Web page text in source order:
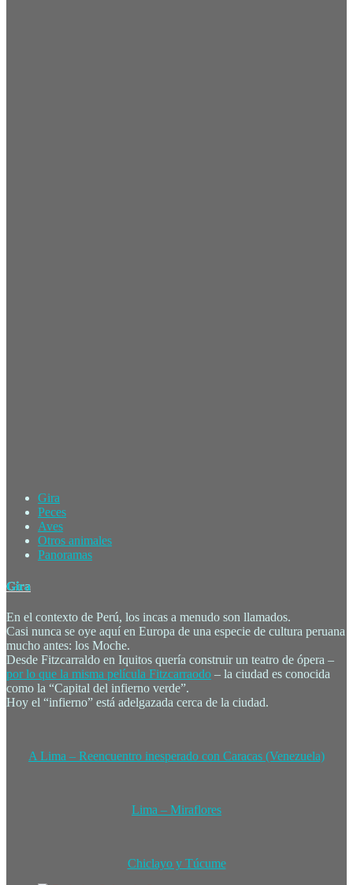
Gira
Peces
Aves
Otros animales
Panoramas
Gira
En el contexto de Perú, los incas a menudo son llamados.
Casi nunca se oye aquí en Europa de una especie de cultura peruana
mucho antes: los Moche.
Desde Fitzcarraldo en Iquitos quería construir un teatro de ópera –
por lo que la misma película Fitzcarraodo – la ciudad es conocida
como la “Capital del infierno verde”.
Hoy el “infierno” está adelgazada cerca de la ciudad.
A Lima – Reencuentro inesperado con Caracas (Venezuela)
Lima – Miraflores
Chiclayo y Túcume